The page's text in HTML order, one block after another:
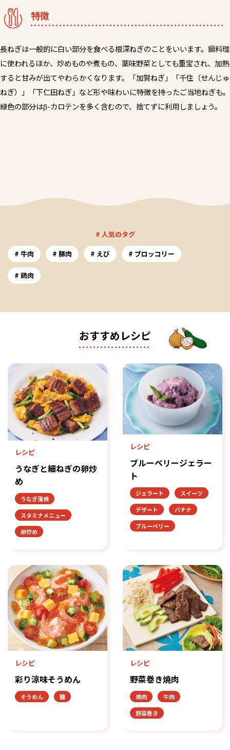
特徴
長ねぎは一般的に白い部分を食べる根深ねぎのことをいいます。鍋料理
に使われるほか、炒めものや煮もの、薬味野菜としても重宝され、加熱
すると甘みが出てやわらかくなります。「加賀ねぎ」「千住（せんじゅ
ねぎ）」「下仁田ねぎ」など形や味わいに特徴を持ったご当地ねぎも。
緑色の部分はβ-カロテンを多く含むので、捨てずに利用しましょう。
# 人気のタグ
牛肉
豚肉 えび ブロッコリー
鶏肉
おすすめレシピ
レシピ
うなぎと細ねぎの卵炒
め
うなぎ蒲焼
スタミナメニュー
卵炒め
レシピ
ブルーベリージェラー
ト
ジェラート
スイーツ
デザート
バナナ
ブルーベリー
レシピ
彩り涼味そうめん
そうめん 麺
レシピ
野菜巻き焼肉
焼肉
牛肉
野菜巻き